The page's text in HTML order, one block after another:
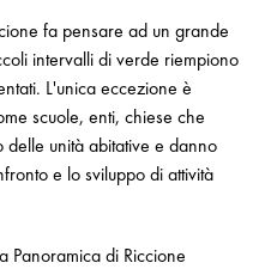
fa pensare ad un grande
intervalli di verde riempiono
L'unica eccezione è
scuole, enti, chiese che
unità abitative e danno
e lo sviluppo di attività
Panoramica di Riccione